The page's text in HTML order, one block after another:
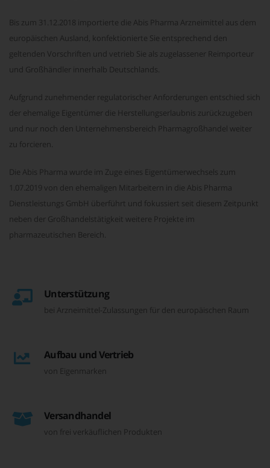
Bis zum 31.12.2018 importierte die Abis Pharma Arzneimittel aus dem
europäischen Ausland, konfektionierte Sie entsprechend den
geltenden Vorschriften und vetrieb Sie als zugelassener Reimporteur
und Großhändler innerhalb Deutschlands.
Aufgrund zunehmender regulatorischer Anforderungen entschied sich
der ehemalige Eigentümer die Herstellungserlaubnis zurückzugeben
und nur noch den Unternehmensbereich Pharmagroßhandel weiter
zu forcieren.
Die Abis Pharma wurde im Zuge eines Eigentümerwechsels zum
1.07.2019 von den ehemaligen Mitarbeitern in die Abis Pharma
Dienstleistungs GmbH überführt und fokussiert seit diesem Zeitpunkt
neben der Großhandelstätigkeit weitere Projekte im
pharmazeutischen Bereich.
Unterstützung
bei Arzneimittel-Zulassungen für den europäischen Raum
Aufbau und Vertrieb
von Eigenmarken
Versandhandel
von frei verkäuflichen Produkten